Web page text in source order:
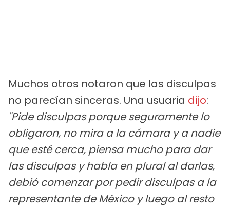
Muchos otros notaron que las disculpas
no parecían sinceras. Una usuaria dijo:
"Pide disculpas porque seguramente lo
obligaron, no mira a la cámara y a nadie
que esté cerca, piensa mucho para dar
las disculpas y habla en plural al darlas,
debió comenzar por pedir disculpas a la
representante de México y luego al resto